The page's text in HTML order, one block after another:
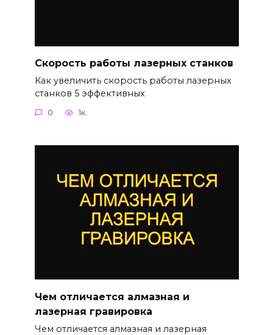
Скорость работы лазерных станков
Как увеличить скорость работы лазерных
станков 5 эффективных
0 1к.
Чем отличается алмазная и
лазерная гравировка
Чем отличается алмазная и лазерная